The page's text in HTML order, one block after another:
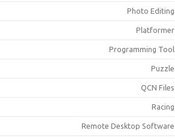
Photo Editing
Platformer
Programming Tool
Puzzle
QCN Files
Racing
Remote Desktop Software